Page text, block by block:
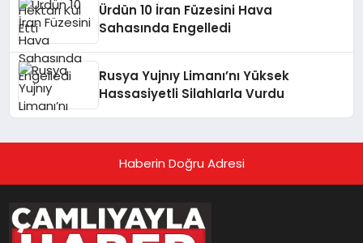
Ürdün 10 İran Füzesini Hava
Sahasında Engelledi
Rusya Yujnıy Limanı’nı Yüksek
Hassasiyetli Silahlarla Vurdu
Haberin Doğru Adresi